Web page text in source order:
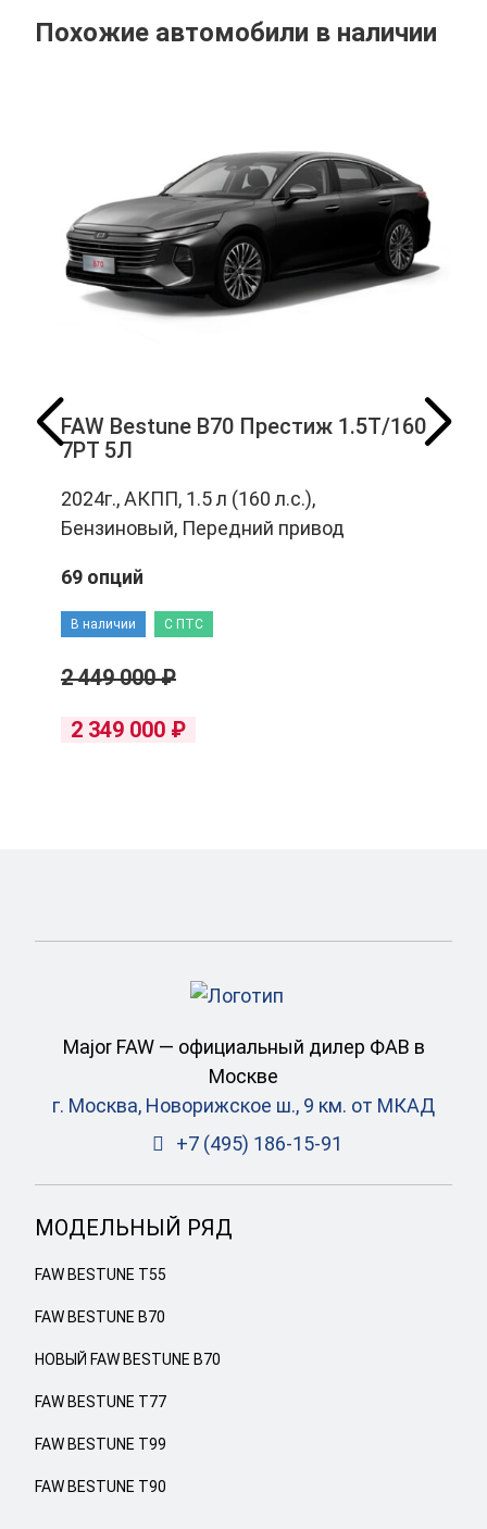
Похожие автомобили в наличии
FAW Bestune B70 Престиж 1.5T/160
7РТ 5Л
2024г., АКПП, 1.5 л (160 л.с.),
Бензиновый, Передний привод
69 опций
В наличии С ПТС
2 449 000 ₽
2 349 000 ₽
Major FAW — официальный дилер ФАВ в
Москве
г. Москва, Новорижское ш., 9 км. от МКАД
+7 (495) 186-15-91
МОДЕЛЬНЫЙ РЯД
FAW BESTUNE T55
FAW BESTUNE B70
НОВЫЙ FAW BESTUNE B70
FAW BESTUNE T77
FAW BESTUNE T99
FAW BESTUNE T90